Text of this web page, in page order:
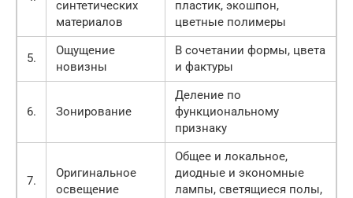
синтетических
материалов
пластик, экошпон,
цветные полимеры
5.
Ощущение
новизны
В сочетании формы, цвета
и фактуры
6. Зонирование
Деление по
функциональному
признаку
7.
Оригинальное
освещение
Общее и локальное,
диодные и экономные
лампы, светящиеся полы,